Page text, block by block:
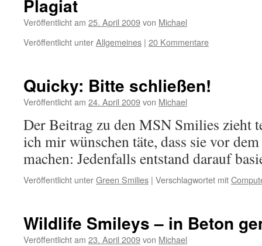
Plagiat
Veröffentlicht am 25. April 2009von Michael
Veröffentlicht unterAllgemeines | 20 Kommentare
Quicky: Bitte schließen!
Veröffentlicht am 24. April 2009von Michael
Der Beitrag zu den MSN Smilies zieht
ich mir wünschen täte, dass sie vor
machen: Jedenfalls entstand darauf
Veröffentlicht unterGreen Smilies | Verschlagwortet mit
Wildlife Smileys – in Beton
Veröffentlicht am 23. April 2009von Michael